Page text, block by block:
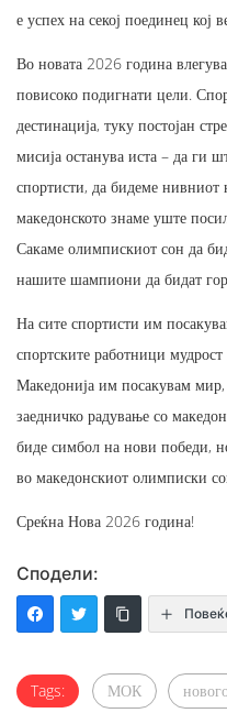
е успех на секој поединец кој
Во новата 2026 година
повисоко подигнати цели.
дестинација, туку постојан
мисија останува иста – да ги
спортисти, да бидеме
македонското знаме уште
Сакаме олимпискиот сон да
нашите шампиони да бидат
На сите спортисти им
спортските работници
Македонија им посакувам
заедничко радување со
биде симбол на нови победи,
во македонскиот олимписки
Среќна Нова 2026 година!
Сподели:
Tags: МОК